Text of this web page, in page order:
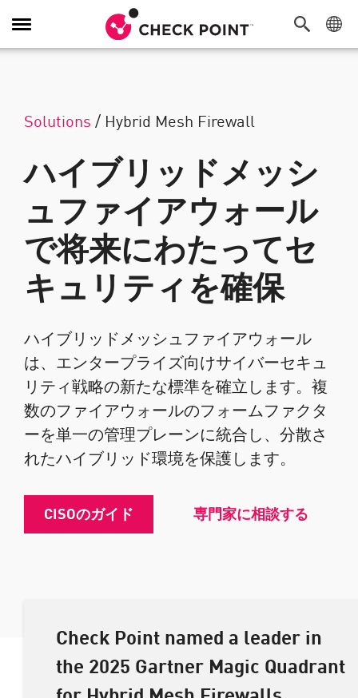
Toggle Navigation
Solutions / Hybrid Mesh Firewall
ハイブリッドメッシ
ュファイアウォール
で将来にわたってセ
キュリティを確保
ハイブリッドメッシュファイアウォール
は、エンタープライズ向けサイバーセキュ
リティ戦略の新たな標準を確立します。複
数のファイアウォールのフォームファクタ
ーを単一の管理プレーンに統合し、分散さ
れたハイブリッド環境を保護します。
CISOのガイド 専門家に相談する
Check Point named a leader in
the 2025 Gartner Magic Quadrant